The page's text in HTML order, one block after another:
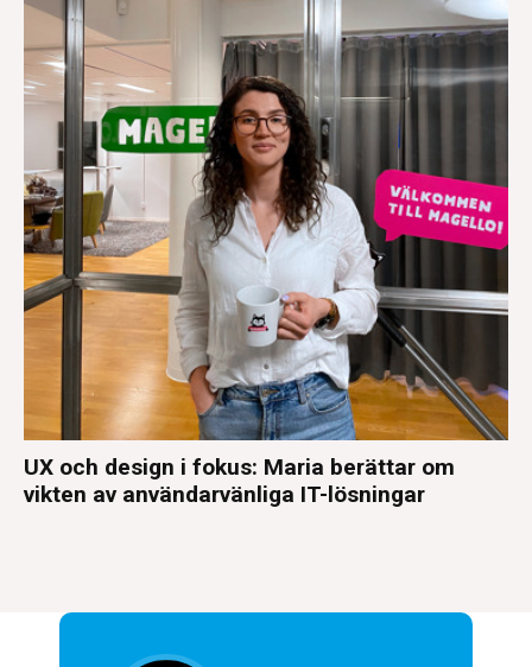
UX och design i fokus: Maria berättar om
vikten av användarvänliga IT-lösningar